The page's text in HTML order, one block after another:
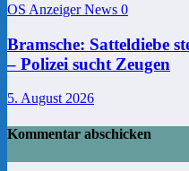
OS Anzeiger News 0
Bramsche: Satteldiebe
– Polizei sucht Zeugen
5. August 2026
Kommentar abschicken